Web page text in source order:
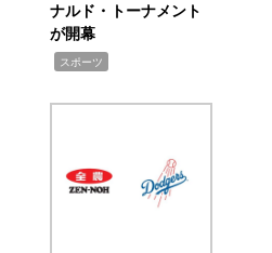
ナルド・トーナメント
が開幕
スポーツ